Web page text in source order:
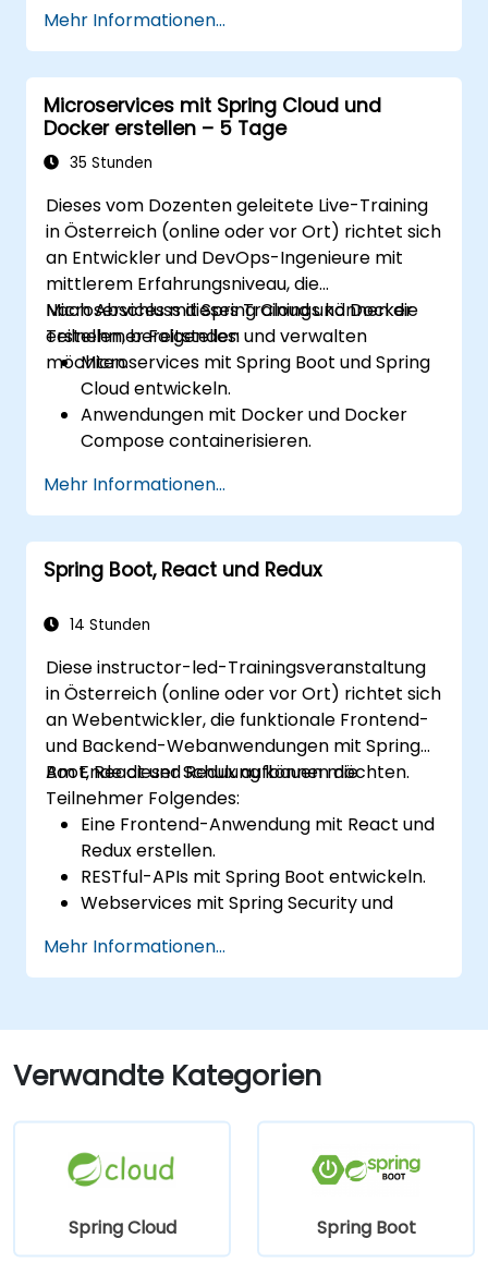
containerisierte Microservices erstellen
und bereitstellen.
Microservices mit Entdeckungsdiensten
(Discovery Services) und dem Spring
Cloud API Gateway integrieren.
Docker Compose für End-to-End-
Mehr Informationen...
Microservices mit Spring Cloud und
Docker erstellen – 5 Tage
35 Stunden
Dieses vom Dozenten geleitete Live-Training
in Österreich (online oder vor Ort) richtet sich
an Entwickler und DevOps-Ingenieure mit
mittlerem Erfahrungsniveau, die
Microservices mit Spring Cloud und Docker
erstellen, bereitstellen und verwalten
möchten.
Nach Abschluss dieses Trainings können die
Teilnehmer Folgendes:
Microservices mit Spring Boot und Spring
Cloud entwickeln.
Anwendungen mit Docker und Docker
Compose containerisieren.
Inter-Service-Kommunikation
implementieren.
Microservices in Produktionsumgebungen
überwachen und absichern.
bereitstellen und orchestrieren.
Mehr Informationen...
Spring Boot, React und Redux
14 Stunden
Diese instructor-led-Trainingsveranstaltung
in Österreich (online oder vor Ort) richtet sich
an Webentwickler, die funktionale Frontend-
und Backend-Webanwendungen mit Spring
Boot, React und Redux aufbauen möchten.
Am Ende dieser Schulung können die
Teilnehmer Folgendes:
Eine Frontend-Anwendung mit React und
Redux erstellen.
RESTful-APIs mit Spring Boot entwickeln.
Webservices mit Spring Security und
Mehr Informationen...
Verwandte Kategorien
Spring Cloud Spring Boot